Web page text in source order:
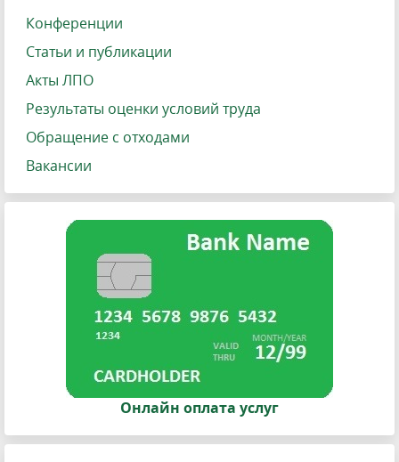
Конференции
Статьи и публикации
Акты ЛПО
Результаты оценки условий труда
Обращение с отходами
Вакансии
Онлайн оплата услуг